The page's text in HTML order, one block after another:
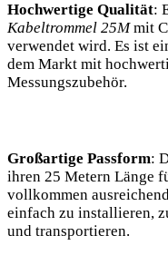
Hochwertige Qualität:
Kabeltrommel 25Mmit
verwendet wird. Es ist
dem Markt mit
Messungszubehör.
Großartige Passform:
ihren 25 Metern Länge
vollkommen
einfach zu installieren,
und transportieren.